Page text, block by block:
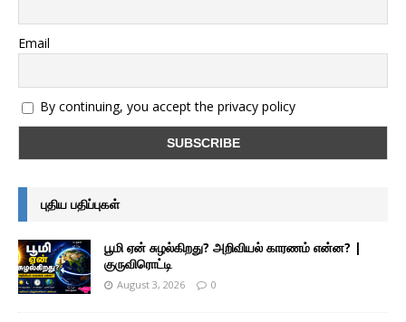
Email
By continuing, you accept the privacy policy
புதிய பதிப்புகள்
பூமி ஏன் சுழல்கிறது? அறிவியல் காரணம் என்ன? |
குருவிரொட்டி
August 3, 2026 0